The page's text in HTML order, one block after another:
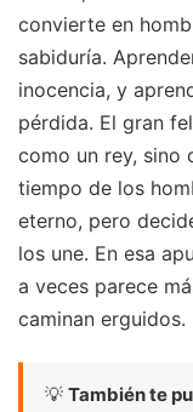
convierte en
sabiduría.
inocencia, y
pérdida. El gran
como un rey, sino
tiempo de los
eterno, pero
los une. En esa
a veces parece
caminan erguidos.
💡 También te